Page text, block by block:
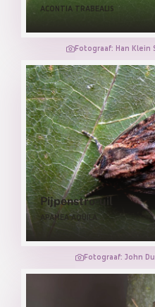
ACONTIA TRABEALIS
Fotograaf: Han Klein
Pijpenstro-uil
APAMEA AQUILA
Fotograaf: John